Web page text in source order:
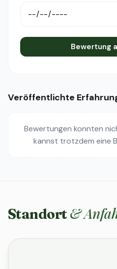
Bewertung
Veröffentlichte
Bewertungen konnten
kannst trotzdem eine
Standort &